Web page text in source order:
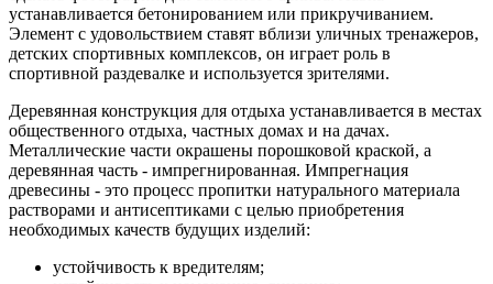
устанавливается бетонированием или прикручиванием.
Элемент с удовольствием ставят вблизи уличных тренажеров,
детских спортивных комплексов, он играет роль в
спортивной раздевалке и используется зрителями.
Деревянная конструкция для отдыха устанавливается в местах
общественного отдыха, частных домах и на дачах.
Металлические части окрашены порошковой краской, а
деревянная часть - импрегнированная. Импрегнация
древесины - это процесс пропитки натурального материала
растворами и антисептиками с целью приобретения
необходимых качеств будущих изделий:
устойчивость к вредителям;